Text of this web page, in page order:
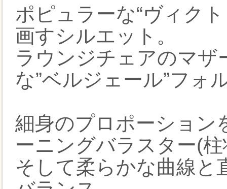
ポピュラーな“ヴィク
画すシルエット。
ラウンジチェアのマザ
な”ベルジェール”フォ
細身のプロポーション
ーニングバラスター(
そして柔らかな曲線と